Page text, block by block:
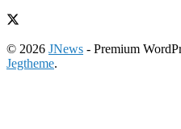
© 2026 JNews - Premium
Jegtheme.